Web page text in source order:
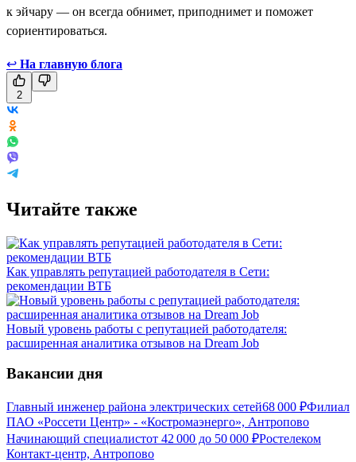
к эйчару — он всегда обнимет, приподнимет и поможет
сориентироваться.
↩ На главную блога
2
Читайте также
Как управлять репутацией работодателя в Сети:
рекомендации ВТБ
Новый уровень работы с репутацией работодателя:
расширенная аналитика отзывов на Dream Job
Вакансии дня
Главный инженер района электрических сетей68 000 ₽Филиал
ПАО «Россети Центр» - «Костромаэнерго», Антропово
Начинающий специалистот 42 000 до 50 000 ₽Ростелеком
Контакт-центр, Антропово